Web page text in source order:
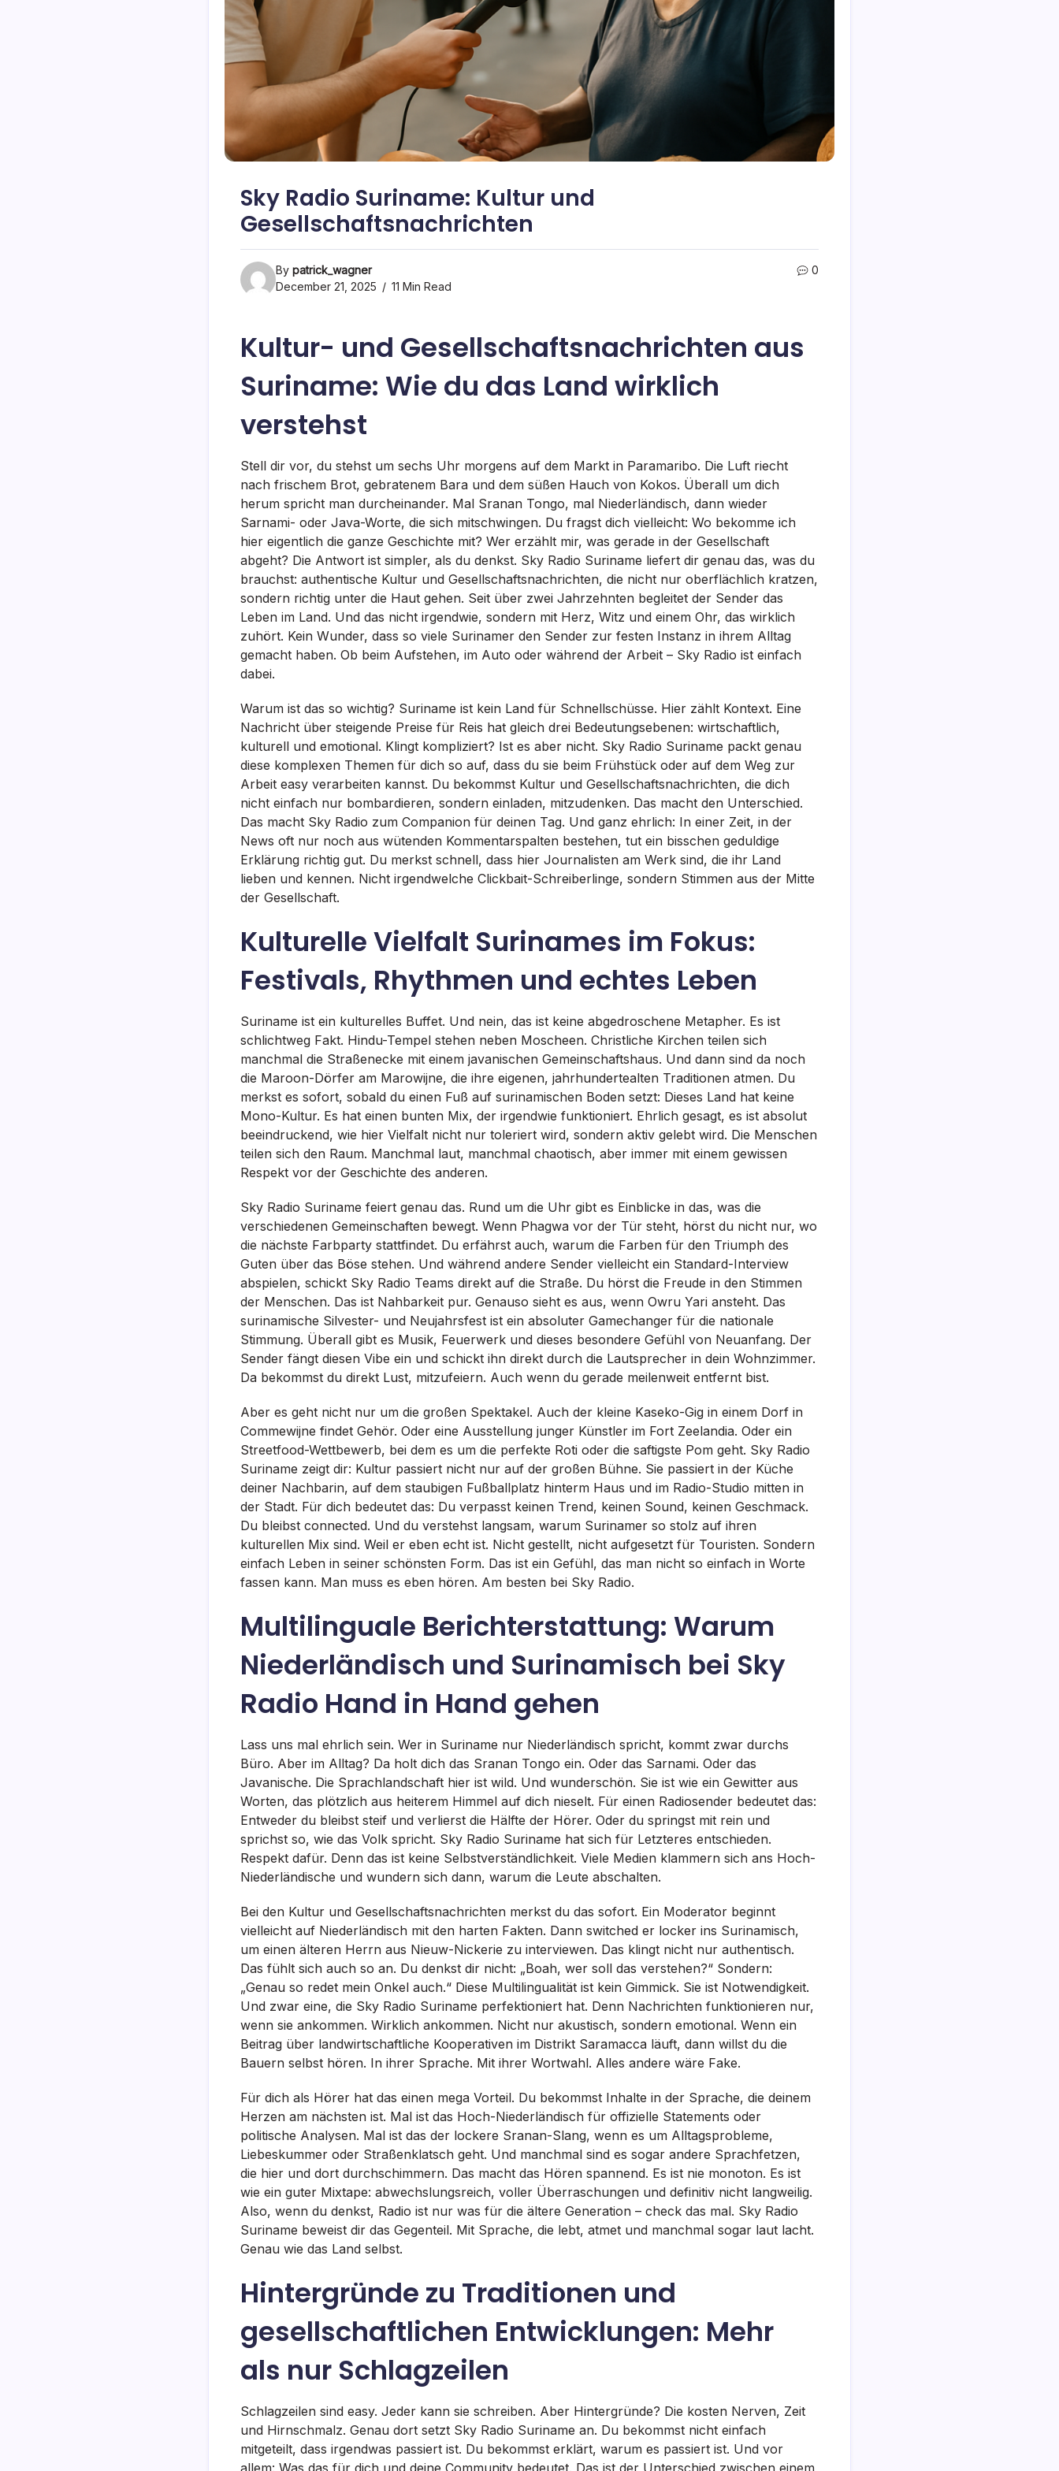
Sky Radio Suriname: Kultur und
Gesellschaftsnachrichten
By patrick_wagner
December 21, 2025
11 Min Read
0
Kultur- und Gesellschaftsnachrichten aus
Suriname: Wie du das Land wirklich
verstehst
Stell dir vor, du stehst um sechs Uhr morgens auf dem Markt in Paramaribo. Die Luft riecht
nach frischem Brot, gebratenem Bara und dem süßen Hauch von Kokos. Überall um dich
herum spricht man durcheinander. Mal Sranan Tongo, mal Niederländisch, dann wieder
Sarnami- oder Java-Worte, die sich mitschwingen. Du fragst dich vielleicht: Wo bekomme ich
hier eigentlich die ganze Geschichte mit? Wer erzählt mir, was gerade in der Gesellschaft
abgeht? Die Antwort ist simpler, als du denkst. Sky Radio Suriname liefert dir genau das, was du
brauchst: authentische Kultur und Gesellschaftsnachrichten, die nicht nur oberflächlich kratzen,
sondern richtig unter die Haut gehen. Seit über zwei Jahrzehnten begleitet der Sender das
Leben im Land. Und das nicht irgendwie, sondern mit Herz, Witz und einem Ohr, das wirklich
zuhört. Kein Wunder, dass so viele Surinamer den Sender zur festen Instanz in ihrem Alltag
gemacht haben. Ob beim Aufstehen, im Auto oder während der Arbeit – Sky Radio ist einfach
dabei.
Warum ist das so wichtig? Suriname ist kein Land für Schnellschüsse. Hier zählt Kontext. Eine
Nachricht über steigende Preise für Reis hat gleich drei Bedeutungsebenen: wirtschaftlich,
kulturell und emotional. Klingt kompliziert? Ist es aber nicht. Sky Radio Suriname packt genau
diese komplexen Themen für dich so auf, dass du sie beim Frühstück oder auf dem Weg zur
Arbeit easy verarbeiten kannst. Du bekommst Kultur und Gesellschaftsnachrichten, die dich
nicht einfach nur bombardieren, sondern einladen, mitzudenken. Das macht den Unterschied.
Das macht Sky Radio zum Companion für deinen Tag. Und ganz ehrlich: In einer Zeit, in der
News oft nur noch aus wütenden Kommentarspalten bestehen, tut ein bisschen geduldige
Erklärung richtig gut. Du merkst schnell, dass hier Journalisten am Werk sind, die ihr Land
lieben und kennen. Nicht irgendwelche Clickbait-Schreiberlinge, sondern Stimmen aus der Mitte
der Gesellschaft.
Kulturelle Vielfalt Surinames im Fokus:
Festivals, Rhythmen und echtes Leben
Suriname ist ein kulturelles Buffet. Und nein, das ist keine abgedroschene Metapher. Es ist
schlichtweg Fakt. Hindu-Tempel stehen neben Moscheen. Christliche Kirchen teilen sich
manchmal die Straßenecke mit einem javanischen Gemeinschaftshaus. Und dann sind da noch
die Maroon-Dörfer am Marowijne, die ihre eigenen, jahrhundertealten Traditionen atmen. Du
merkst es sofort, sobald du einen Fuß auf surinamischen Boden setzt: Dieses Land hat keine
Mono-Kultur. Es hat einen bunten Mix, der irgendwie funktioniert. Ehrlich gesagt, es ist absolut
beeindruckend, wie hier Vielfalt nicht nur toleriert wird, sondern aktiv gelebt wird. Die Menschen
teilen sich den Raum. Manchmal laut, manchmal chaotisch, aber immer mit einem gewissen
Respekt vor der Geschichte des anderen.
Sky Radio Suriname feiert genau das. Rund um die Uhr gibt es Einblicke in das, was die
verschiedenen Gemeinschaften bewegt. Wenn Phagwa vor der Tür steht, hörst du nicht nur, wo
die nächste Farbparty stattfindet. Du erfährst auch, warum die Farben für den Triumph des
Guten über das Böse stehen. Und während andere Sender vielleicht ein Standard-Interview
abspielen, schickt Sky Radio Teams direkt auf die Straße. Du hörst die Freude in den Stimmen
der Menschen. Das ist Nahbarkeit pur. Genauso sieht es aus, wenn Owru Yari ansteht. Das
surinamische Silvester- und Neujahrsfest ist ein absoluter Gamechanger für die nationale
Stimmung. Überall gibt es Musik, Feuerwerk und dieses besondere Gefühl von Neuanfang. Der
Sender fängt diesen Vibe ein und schickt ihn direkt durch die Lautsprecher in dein Wohnzimmer.
Da bekommst du direkt Lust, mitzufeiern. Auch wenn du gerade meilenweit entfernt bist.
Aber es geht nicht nur um die großen Spektakel. Auch der kleine Kaseko-Gig in einem Dorf in
Commewijne findet Gehör. Oder eine Ausstellung junger Künstler im Fort Zeelandia. Oder ein
Streetfood-Wettbewerb, bei dem es um die perfekte Roti oder die saftigste Pom geht. Sky Radio
Suriname zeigt dir: Kultur passiert nicht nur auf der großen Bühne. Sie passiert in der Küche
deiner Nachbarin, auf dem staubigen Fußballplatz hinterm Haus und im Radio-Studio mitten in
der Stadt. Für dich bedeutet das: Du verpasst keinen Trend, keinen Sound, keinen Geschmack.
Du bleibst connected. Und du verstehst langsam, warum Surinamer so stolz auf ihren
kulturellen Mix sind. Weil er eben echt ist. Nicht gestellt, nicht aufgesetzt für Touristen. Sondern
einfach Leben in seiner schönsten Form. Das ist ein Gefühl, das man nicht so einfach in Worte
fassen kann. Man muss es eben hören. Am besten bei Sky Radio.
Multilinguale Berichterstattung: Warum
Niederländisch und Surinamisch bei Sky
Radio Hand in Hand gehen
Lass uns mal ehrlich sein. Wer in Suriname nur Niederländisch spricht, kommt zwar durchs
Büro. Aber im Alltag? Da holt dich das Sranan Tongo ein. Oder das Sarnami. Oder das
Javanische. Die Sprachlandschaft hier ist wild. Und wunderschön. Sie ist wie ein Gewitter aus
Worten, das plötzlich aus heiterem Himmel auf dich nieselt. Für einen Radiosender bedeutet das:
Entweder du bleibst steif und verlierst die Hälfte der Hörer. Oder du springst mit rein und
sprichst so, wie das Volk spricht. Sky Radio Suriname hat sich für Letzteres entschieden.
Respekt dafür. Denn das ist keine Selbstverständlichkeit. Viele Medien klammern sich ans Hoch-
Niederländische und wundern sich dann, warum die Leute abschalten.
Bei den Kultur und Gesellschaftsnachrichten merkst du das sofort. Ein Moderator beginnt
vielleicht auf Niederländisch mit den harten Fakten. Dann switched er locker ins Surinamisch,
um einen älteren Herrn aus Nieuw-Nickerie zu interviewen. Das klingt nicht nur authentisch.
Das fühlt sich auch so an. Du denkst dir nicht: „Boah, wer soll das verstehen?“ Sondern:
„Genau so redet mein Onkel auch.“ Diese Multilingualität ist kein Gimmick. Sie ist Notwendigkeit.
Und zwar eine, die Sky Radio Suriname perfektioniert hat. Denn Nachrichten funktionieren nur,
wenn sie ankommen. Wirklich ankommen. Nicht nur akustisch, sondern emotional. Wenn ein
Beitrag über landwirtschaftliche Kooperativen im Distrikt Saramacca läuft, dann willst du die
Bauern selbst hören. In ihrer Sprache. Mit ihrer Wortwahl. Alles andere wäre Fake.
Für dich als Hörer hat das einen mega Vorteil. Du bekommst Inhalte in der Sprache, die deinem
Herzen am nächsten ist. Mal ist das Hoch-Niederländisch für offizielle Statements oder
politische Analysen. Mal ist das der lockere Sranan-Slang, wenn es um Alltagsprobleme,
Liebeskummer oder Straßenklatsch geht. Und manchmal sind es sogar andere Sprachfetzen,
die hier und dort durchschimmern. Das macht das Hören spannend. Es ist nie monoton. Es ist
wie ein guter Mixtape: abwechslungsreich, voller Überraschungen und definitiv nicht langweilig.
Also, wenn du denkst, Radio ist nur was für die ältere Generation – check das mal. Sky Radio
Suriname beweist dir das Gegenteil. Mit Sprache, die lebt, atmet und manchmal sogar laut lacht.
Genau wie das Land selbst.
Hintergründe zu Traditionen und
gesellschaftlichen Entwicklungen: Mehr
als nur Schlagzeilen
Schlagzeilen sind easy. Jeder kann sie schreiben. Aber Hintergründe? Die kosten Nerven, Zeit
und Hirnschmalz. Genau dort setzt Sky Radio Suriname an. Du bekommst nicht einfach
mitgeteilt, dass irgendwas passiert ist. Du bekommst erklärt, warum es passiert ist. Und vor
allem: Was das für dich und deine Community bedeutet. Das ist der Unterschied zwischen einem